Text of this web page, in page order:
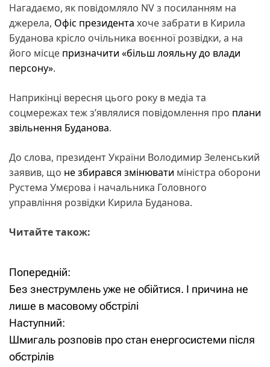
Нагадаємо, як повідомляло NV з посиланням на
джерела, Офіс президента хоче забрати в Кирила
Буданова крісло очільника воєнної розвідки, а на
його місце призначити «більш лояльну до влади
персону».
Наприкінці вересня цього року в медіа та
соцмережах теж з’являлися повідомлення про плани
звільнення Буданова.
До слова, президент України Володимир Зеленський
заявив, що не збирався змінювати міністра оборони
Рустема Умєрова і начальника Головного
управління розвідки Кирила Буданова.
Читайте також:
Н
а
в
і
Попередній:
​Без знеструмлень уже не обійтися. І причина не
лише в масовому обстрілі
Наступний:
Шмигаль розповів про стан енергосистеми після
обстрілів